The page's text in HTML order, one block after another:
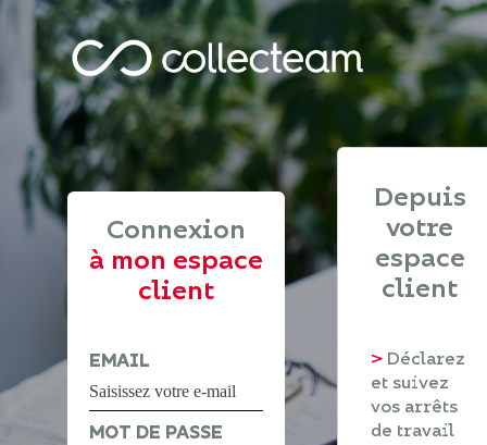
Connexion
à mon espace
client
EMAIL
MOT DE PASSE
Depuis
votre
espace
client
> Déclarez
et suivez
vos arrêts
de travail